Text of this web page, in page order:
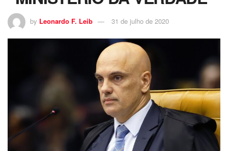
by Leonardo F. Leib 31 de julho de 2020